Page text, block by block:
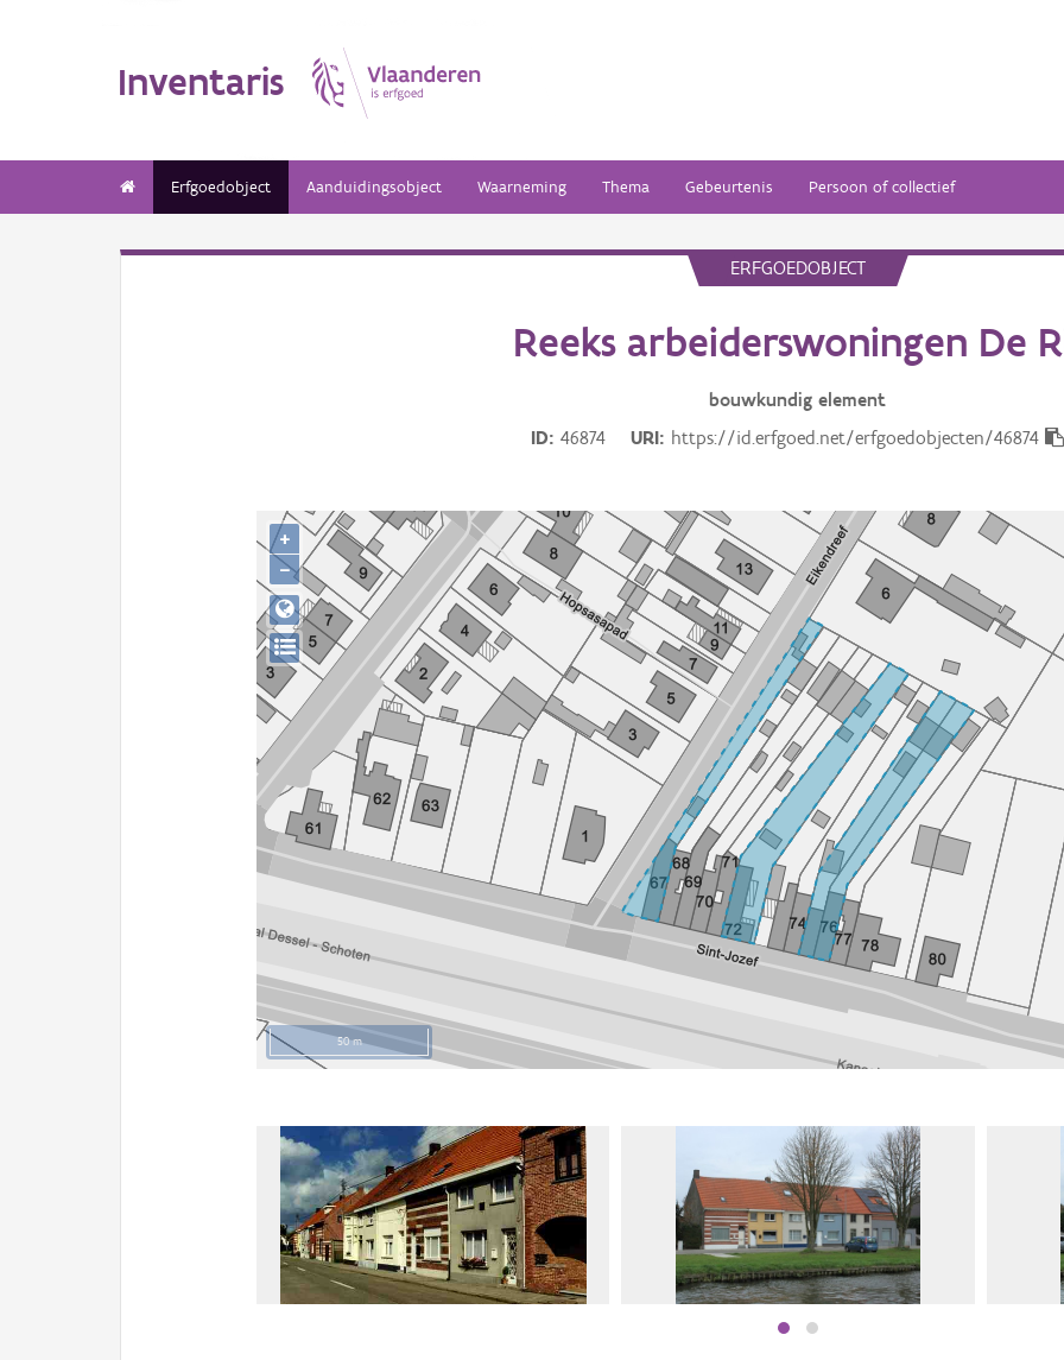
Inventaris
Erfgoedobject Aanduidingsobject Waarneming Thema Gebeurtenis Persoon of collectief
ERFGOEDOBJECT
Reeks arbeiderswoningen De
bouwkundig element
ID
46874 URI https://id.erfgoed.net/erfgoedobjecten/46874
50 m
+
−